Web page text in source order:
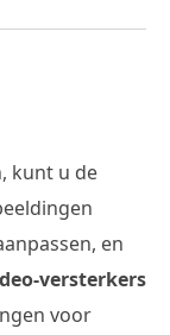
kunt u de
en
versterkers
voor